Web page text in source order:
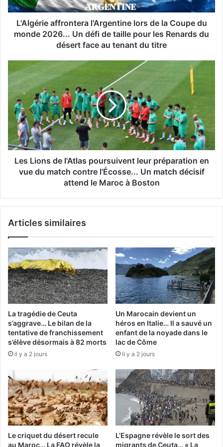
monde
2026...
Un
pour
les
Renards
du
désert
face
au
tenant
du
L'Algérie affrontera l'Argentine lors de la Coupe du
monde 2026... Un défi de taille pour les Renards du
désert face au tenant du titre
Lions
de
l'Atlas
poursuivent
leur
préparation
en
vue
du
match
Un
décisif
Maroc
à
Boston
Les Lions de l'Atlas poursuivent leur préparation en
vue du match contre l'Écosse... Un match décisif
attend le Maroc à Boston
Articles similaires
La tragédie de Ceuta
s’aggrave… Le bilan de la
tentative de franchissement
s’élève désormais à 82 morts
il y a 2 jours
Un Marocain devient un
héros en Italie… Il a sauvé un
enfant de la noyade dans le
lac de Côme
il y a 2 jours
Le criquet du désert recule
au Maroc… La FAO révèle la
L’Espagne révèle le sort des
migrants de Ceuta… « La